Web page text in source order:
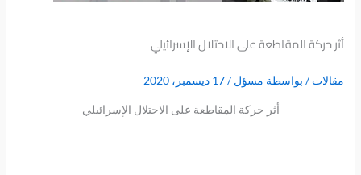
أثر حركة المقاطعة على الاحتلال الإسرائيلي
مقالات/ بواسطة مسؤل/17 ديسمبر، 2020
أثر حركة المقاطعة على الاحتلال الإسرائيلي